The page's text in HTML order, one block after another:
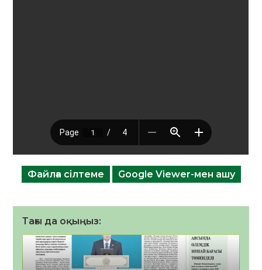
Файлға сілтеме Google Viewer-мен ашу
Тағы да оқыңыз: